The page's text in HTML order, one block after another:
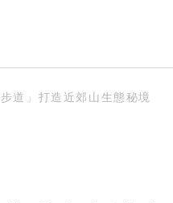
道」打造近郊山生態秘境